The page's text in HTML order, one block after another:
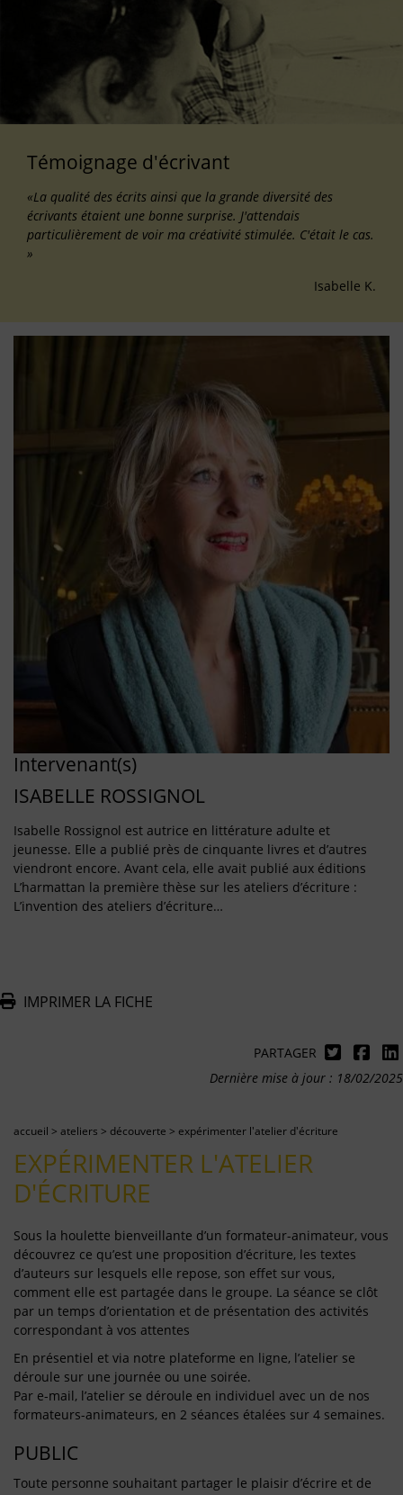
Témoignage d'écrivant
«La qualité des écrits ainsi que la grande diversité des
écrivants étaient une bonne surprise. J'attendais
particulièrement de voir ma créativité stimulée. C'était le cas.
»
Isabelle K.
Intervenant(s)
ISABELLE ROSSIGNOL
Isabelle Rossignol est autrice en littérature adulte et
jeunesse. Elle a publié près de cinquante livres et d’autres
viendront encore. Avant cela, elle avait publié aux éditions
L’harmattan la première thèse sur les ateliers d’écriture :
L’invention des ateliers d’écriture…
IMPRIMER LA FICHE
PARTAGER
Dernière mise à jour : 18/02/2025
accueil > ateliers > découverte > expérimenter l'atelier d'écriture
EXPÉRIMENTER L'ATELIER
D'ÉCRITURE
Sous la houlette bienveillante d’un formateur-animateur, vous
découvrez ce qu’est une proposition d’écriture, les textes
d’auteurs sur lesquels elle repose, son effet sur vous,
comment elle est partagée dans le groupe. La séance se clôt
par un temps d’orientation et de présentation des activités
correspondant à vos attentes
En présentiel et via notre plateforme en ligne, l’atelier se
déroule sur une journée ou une soirée.
Par e-mail, l’atelier se déroule en individuel avec un de nos
formateurs-animateurs, en 2 séances étalées sur 4 semaines.
PUBLIC
Toute personne souhaitant partager le plaisir d’écrire et de